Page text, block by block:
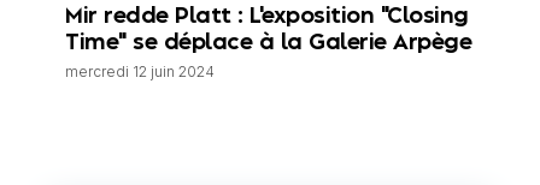
Mir redde Platt : L'exposition "Closing
Time" se déplace à la Galerie Arpège
mercredi 12 juin 2024